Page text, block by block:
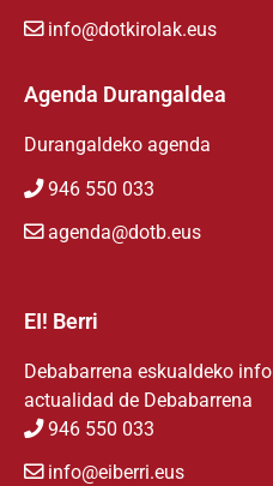
info@dotkirolak.eus
Agenda Durangaldea
Durangaldeko agenda
946 550 033
agenda@dotb.eus
EI! Berri
Debabarrena eskualdeko
actualidad de Debabarrena
946 550 033
info@eiberri.eus